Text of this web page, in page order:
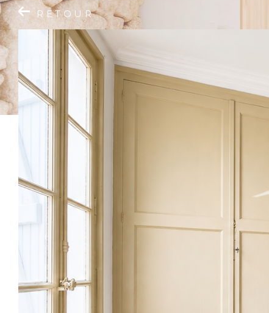
RETOUR